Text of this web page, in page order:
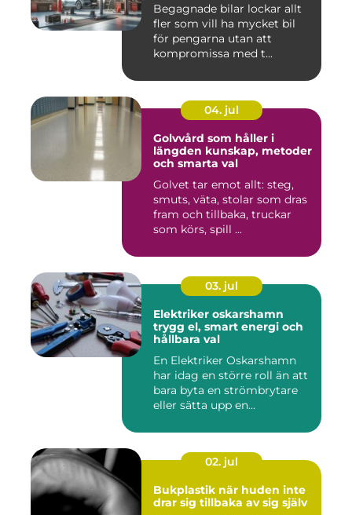
Begagnade bilar lockar allt
fler som vill ha mycket bil
för pengarna utan att
kompromissa med t...
04. jul
Golvvård som håller i
längden kunskap, metoder
och smarta val
Golvet tar emot allt: steg,
smuts, väta, stolar som dras
fram och tillbaka, truckar
som körs, spill ...
03. jul
Elektriker oskarshamn
trygg el, smart energi och
hållbara val
En Elektriker Oskarshamn
har idag en större roll än att
bara byta en strömbrytare
eller sätta upp en...
02. jul
Bukplastik när huden inte
drar sig tillbaka av sig själv